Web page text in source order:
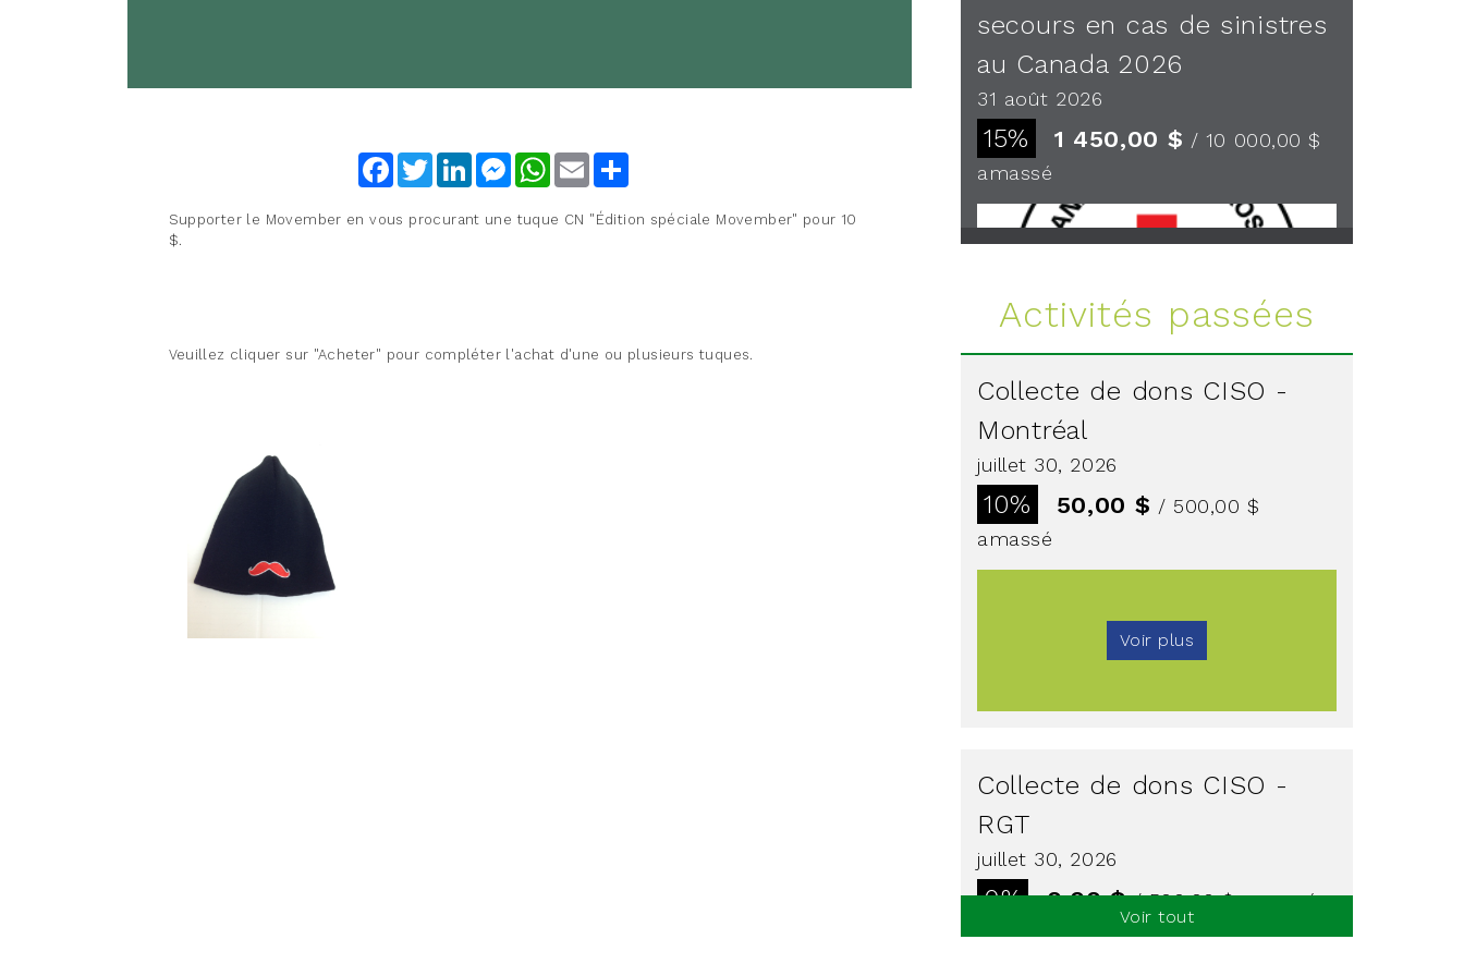
FacebookTwitterLinkedInMessengerWhatsApp
Email
Supporter le Movember en vous procurant une tuque CN "Édition spéciale Movember" pour 10
$.
Veuillez cliquer sur "Acheter" pour compléter l'achat d'une ou plusieurs tuques.
secours en cas de sinistres
au Canada 2026
31 août 2026
15% 1 450,00 $ / 10 000,00 $
amassé
Activités passées
Collecte de dons CISO -
Montréal
juillet 30, 2026
10% 50,00 $ / 500,00 $
amassé
Voir plus
Collecte de dons CISO -
RGT
juillet 30, 2026
0% 0,00 $/ 500,00 $amassé
Voir tout